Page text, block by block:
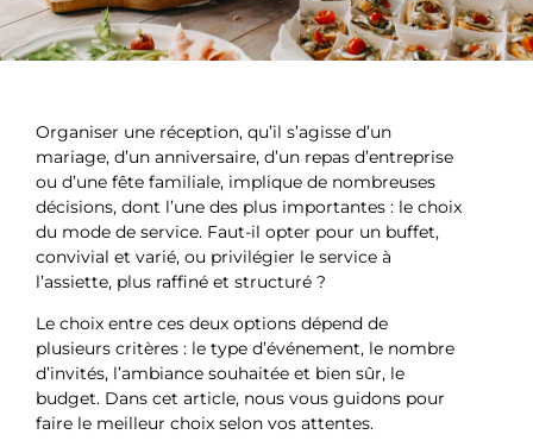
Organiser une réception, qu’il s’agisse d’un
mariage, d’un anniversaire, d’un repas d’entreprise
ou d’une fête familiale, implique de nombreuses
décisions, dont l’une des plus importantes : le choix
du mode de service. Faut-il opter pour un buffet,
convivial et varié, ou privilégier le service à
l’assiette, plus raffiné et structuré ?
Le choix entre ces deux options dépend de
plusieurs critères : le type d’événement, le nombre
d’invités, l’ambiance souhaitée et bien sûr, le
budget. Dans cet article, nous vous guidons pour
faire le meilleur choix selon vos attentes.